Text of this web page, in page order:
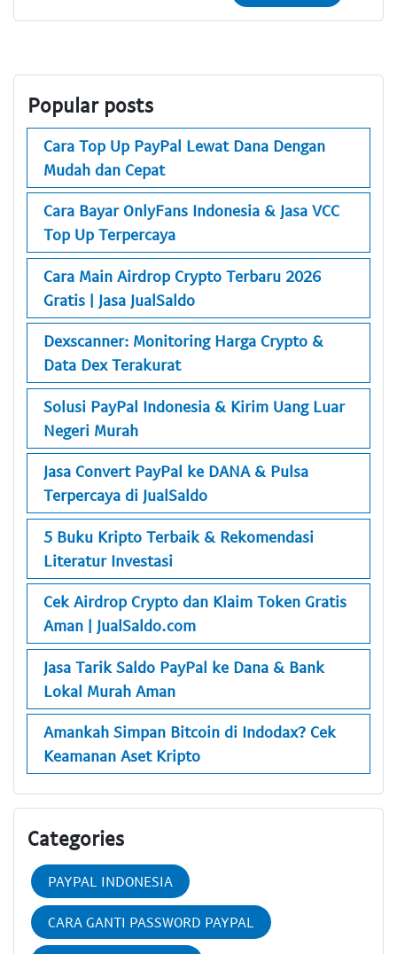
Popular posts
Cara Top Up PayPal Lewat Dana Dengan
Mudah dan Cepat
Cara Bayar OnlyFans Indonesia & Jasa VCC
Top Up Terpercaya
Cara Main Airdrop Crypto Terbaru 2026
Gratis | Jasa JualSaldo
Dexscanner: Monitoring Harga Crypto &
Data Dex Terakurat
Solusi PayPal Indonesia & Kirim Uang Luar
Negeri Murah
Jasa Convert PayPal ke DANA & Pulsa
Terpercaya di JualSaldo
5 Buku Kripto Terbaik & Rekomendasi
Literatur Investasi
Cek Airdrop Crypto dan Klaim Token Gratis
Aman | JualSaldo.com
Jasa Tarik Saldo PayPal ke Dana & Bank
Lokal Murah Aman
Amankah Simpan Bitcoin di Indodax? Cek
Keamanan Aset Kripto
Categories
PAYPAL INDONESIA
CARA GANTI PASSWORD PAYPAL